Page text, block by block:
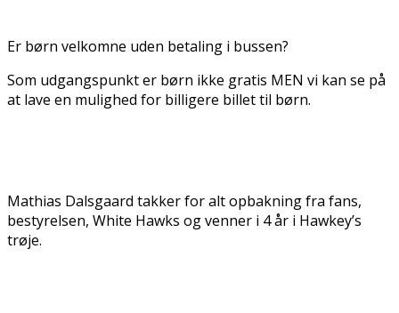
Er børn velkomne uden betaling i bussen?
Som udgangspunkt er børn ikke gratis MEN vi kan se på
at lave en mulighed for billigere billet til børn.
Mathias Dalsgaard takker for alt opbakning fra fans,
bestyrelsen, White Hawks og venner i 4 år i Hawkey’s
trøje.